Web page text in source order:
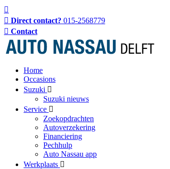
Direct contact? 015-2568779
Contact
Home
Occasions
Suzuki
Suzuki nieuws
Service
Zoekopdrachten
Autoverzekering
Financiering
Pechhulp
Auto Nassau app
Werkplaats